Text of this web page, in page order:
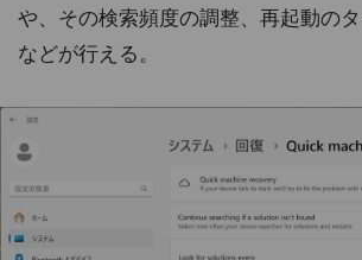
や、その検索頻度の調整、再起動の
などが行える。